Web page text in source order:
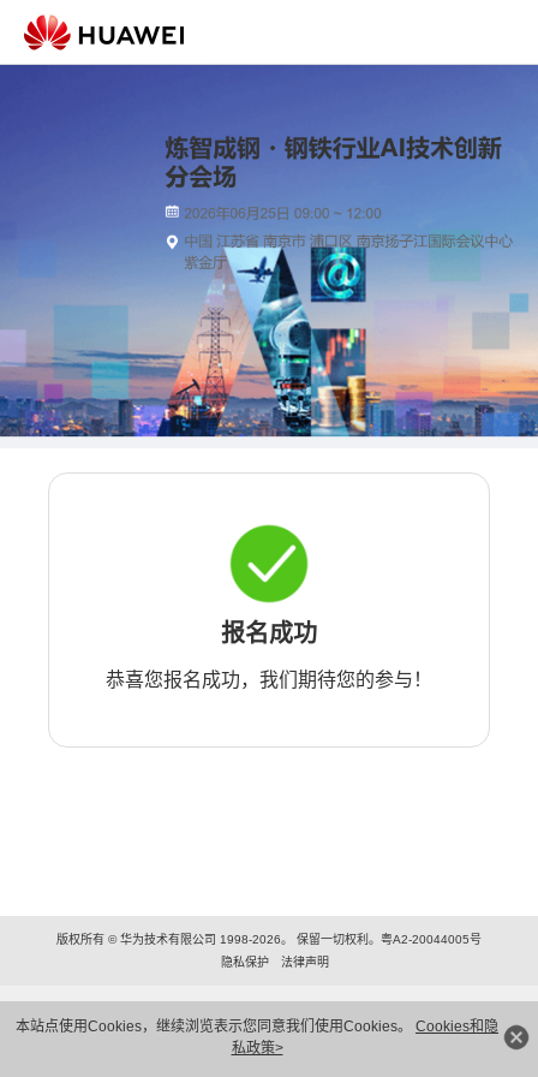
本站点使用Cookies，继续浏览表示您同意我们使用Cookies。 Cookies和隐
私政策>
报名成功
恭喜您报名成功，我们期待您的参与！
版权所有 © 华为技术有限公司 1998-2026。 保留一切权利。粤A2-20044005号
隐私保护
法律声明